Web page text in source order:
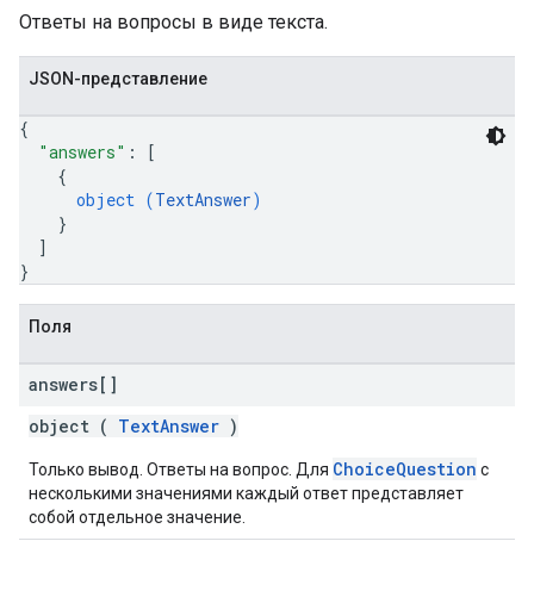
Ответы на вопросы в виде текста.
JSON-представление
{
"answers" :
[
{
object (TextAnswer)
}
]
}
Поля
answers[]
object ( TextAnswer )
Только вывод. Ответы на вопрос. Для ChoiceQuestion с
несколькими значениями каждый ответ представляет
собой отдельное значение.